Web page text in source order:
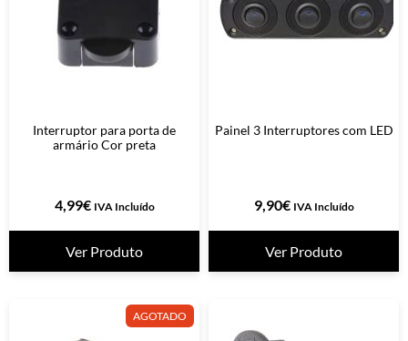
Interruptor para porta de
armário Cor preta
4,99€ IVA Incluído
Ver Produto
Painel 3 Interruptores com LED
9,90€ IVA Incluído
Ver Produto
AGOTADO